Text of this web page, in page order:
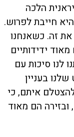
הלכה
חייבת לפרוש.
את זה. כשאנחנו
ידידותיים
לנו סיכות עם
בעניין
איתם, כי
הם מאוד